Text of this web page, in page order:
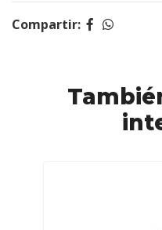
Compartir: